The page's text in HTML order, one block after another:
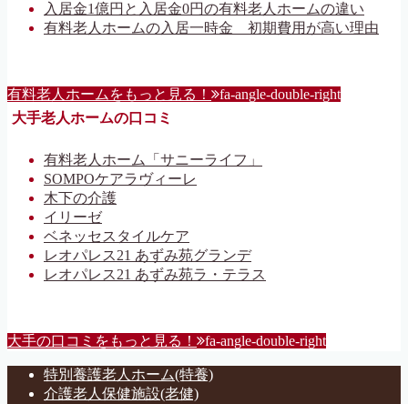
入居金1億円と入居金0円の有料老人ホームの違い
有料老人ホームの入居一時金 初期費用が高い理由
有料老人ホームをもっと見る！ fa-angle-double-right
大手老人ホームの口コミ
有料老人ホーム「サニーライフ」
SOMPOケアラヴィーレ
木下の介護
イリーゼ
ベネッセスタイルケア
レオパレス21 あずみ苑グランデ
レオパレス21 あずみ苑ラ・テラス
大手の口コミをもっと見る！ fa-angle-double-right
特別養護老人ホーム(特養)
介護老人保健施設(老健)